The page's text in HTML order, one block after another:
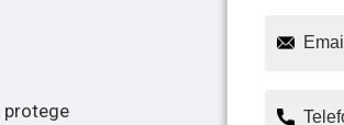
protege